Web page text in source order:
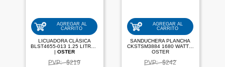
AGREGAR AL
CARRITO
LICUADORA CLÁSICA
BLST4655-013 1.25 LITROS
| OSTER
PVP: $219
AGREGAR AL
CARRITO
SANDUCHERA PLANCHA
CKSTSM3884 1680 WATTS|
OSTER
PVP: $242